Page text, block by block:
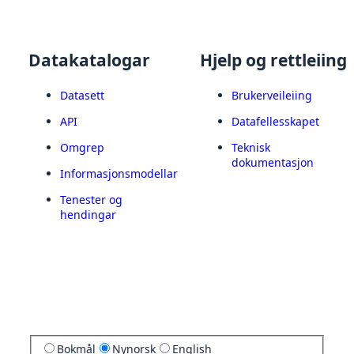
Datakatalogar
Datasett
API
Omgrep
Informasjonsmodellar
Tenester og
hendingar
Hjelp og rettleiing
Brukerveileiing
Datafellesskapet
Teknisk
dokumentasjon
Bokmål Nynorsk English